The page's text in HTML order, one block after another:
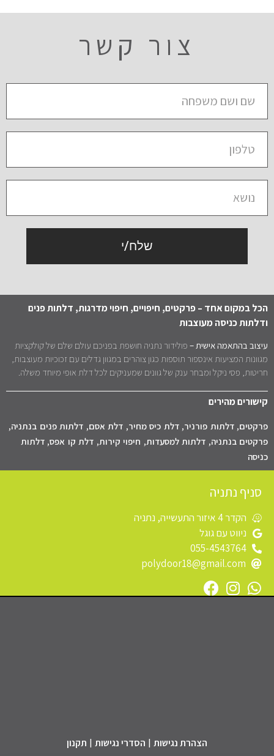
צור קשר
שלח/י
הכל במקום אחד – פרקטים, חיפויים, חיפוי מדרגות, דלתות פנים
ודלתות כניסה מעוצבות
עיצוב בהתאמה אישית – פולידור נתניה חושפת בפניכם עולם שלם של קולקציות
מגוונות המציעות אינספור תוספות כגון צוהרים במגוון גדלים עם זכוכיות מעוצבות,
חריטות, פסי ניקל ומבחר ענק של גוונים שמעניקים לכל דלת אופי מיוחד משלה.
קישורים מהירים
פרקטים,דלתות פורניר,דלת כיס מחיר, דלת אסם, דלתות פנים בנתניה,
פרקטים בנתניה, דלתות למסעדות, חיפוי קירות, דלת קו אפס,דלתות
כניסה
סניף נתניה
הקדר 4 איזור התעשייה, נתניה
ניווט עם גוגל
055-4543764
polydoor18@gmail.com
הצהרת נגישות | הסדרי נגישות | תקנון